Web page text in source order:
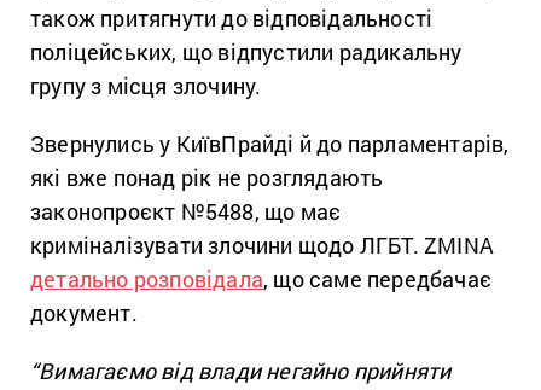
також притягнути до відповідальності
поліцейських, що відпустили радикальну
групу з місця злочину.
Звернулись у КиївПрайді й до парламентарів,
які вже понад рік не розглядають
законопроєкт №5488, що має
криміналізувати злочини щодо ЛГБТ. ZMINA
детально розповідала, що саме передбачає
документ.
“Вимагаємо від влади негайно прийняти